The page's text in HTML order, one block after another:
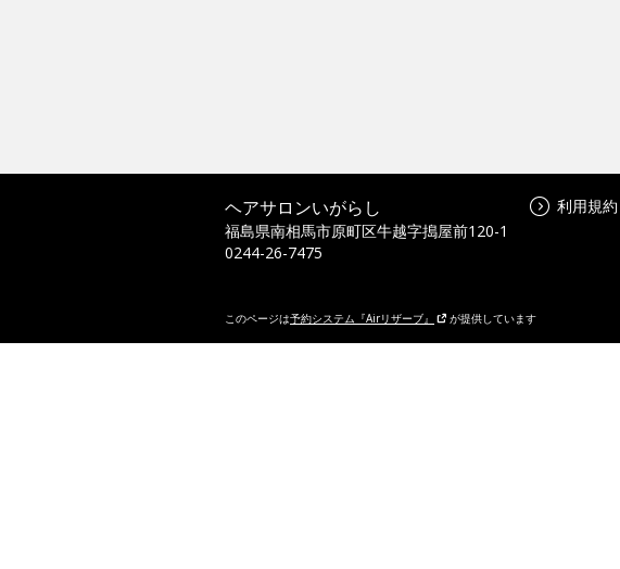
ヘアサロンいがらし
福島県南相馬市原町区牛越字搗屋前120-1
0244-26-7475
利用規約
このページは予約システム『Airリザーブ』 が提供しています